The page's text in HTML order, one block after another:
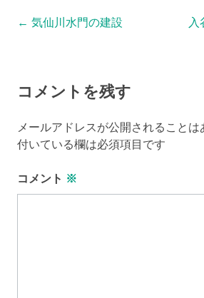
Post
← 気仙川水門の建設
入
コメントを残す
メールアドレスが公開されることは
付いている欄は必須項目です
コメント ※